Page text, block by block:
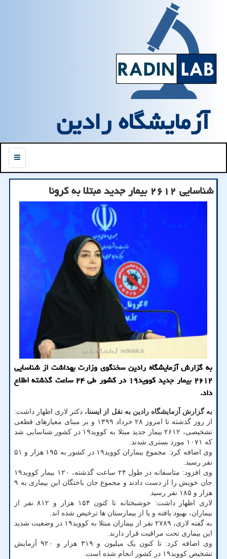
آزمایشگاه رادین
منو
شناسایی ۲۶۱۲ بیمار جدید مبتلا به كرونا
به گزارش آزمایشگاه رادین سخنگوی وزارت بهداشت از شناسایی
۲۶۱۲ بیمار جدید كووید۱۹ در كشور طی ۲۴ ساعت گذشته اطلاع
داد.
به گزارش آزمایشگاه رادین به نقل از ایسنا، دکتر لاری اظهار داشت:
از روز گذشته تا امروز ۲۸ خرداد ۱۳۹۹ و بر مبنای معیارهای قطعی
تشخیصی، ۲۶۱۲ بیمار جدید مبتلا به کووید۱۹ در کشور شناسایی شد
که ۱۰۷۱ مورد بستری شدند.
وی اضافه کرد: مجموع بیماران کووید۱۹ در کشور به ۱۹۵ هزار و ۵۱
نفر رسید.
وی افزود: متاسفانه در طول ۲۴ ساعت گذشته، ۱۲۰ بیمار کووید۱۹
جان خویش را از دست دادند و مجموع جان باختگان این بیماری به ۹
هزار و ۱۸۵ نفر رسید.
لاری اظهار داشت: خوشبختانه تا کنون ۱۵۴ هزار و ۸۱۲ نفر از
بیماران، بهبود یافته و یا از بیمارستان ها ترخیص شده اند.
به گفته لاری، ۲۷۸۹ نفر از بیماران مبتلا به کووید۱۹ در وضعیت شدید
این بیماری تحت مراقبت قرار دارند.
وی اضافه کرد: تا کنون یک میلیون و ۳۱۹ هزار و ۹۲۰ آزمایش
تشخیص کووید۱۹ در کشور انجام شده است.